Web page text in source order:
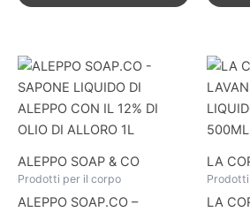
ALEPPO SOAP & CO
Prodotti per il corpo
ALEPPO SOAP.CO –
LA
LA